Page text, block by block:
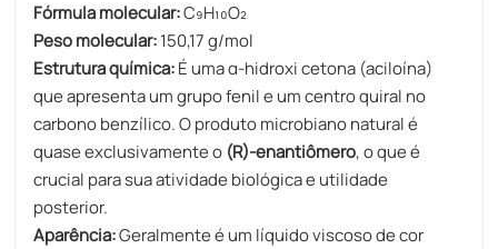
Fórmula molecular:C₉H₁₀O₂
Peso molecular:150,17 g/mol
Estrutura química:É uma α-hidroxi cetona (aciloína)
que apresenta um grupo fenil e um centro quiral no
carbono benzílico. O produto microbiano natural é
quase exclusivamente o (R)-enantiômero, o que é
crucial para sua atividade biológica e utilidade
posterior.
Aparência:​​Geralmente é um líquido viscoso de cor